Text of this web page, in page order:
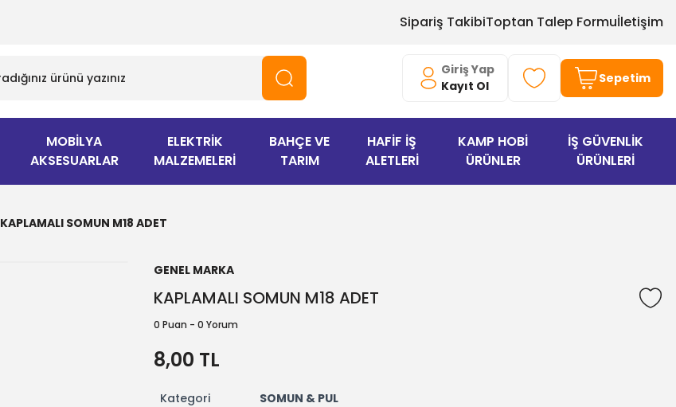
Sipariş TakibiToptan Talep Formuİletişim
Giriş Yap
Kayıt Ol
Sepetim
MOBİLYA
AKSESUARLAR
ELEKTRİK
MALZEMELERİ
BAHÇE VE
TARIM
HAFİF İŞ
ALETLERİ
KAMP HOBİ
ÜRÜNLER
İŞ GÜVENLİK
ÜRÜNLERİ
KAPLAMALI SOMUN M18 ADET
GENEL MARKA
KAPLAMALI SOMUN M18 ADET
0 Puan - 0 Yorum
8,00 TL
Kategori
SOMUN & PUL